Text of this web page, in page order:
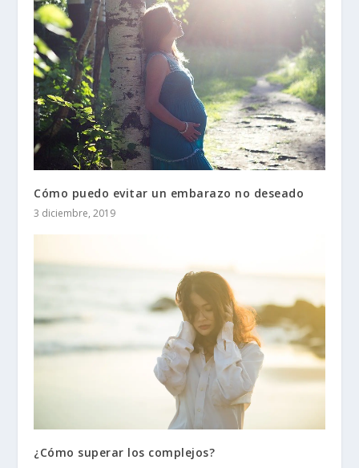
Cómo puedo evitar un embarazo no deseado
3 diciembre, 2019
¿Cómo superar los complejos?